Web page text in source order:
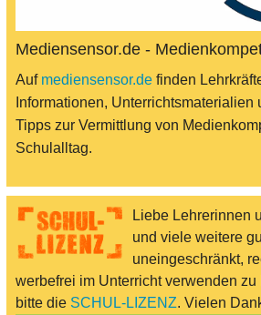
Mediensensor.de -
Auf mediensensor.de finden
Informationen, Unterrichtsmaterialien
Tipps zur Vermittlung von
Schulalltag.
Liebe Lehrerinnen
und viele weitere
uneingeschränkt,
werbefrei im Unterricht verwenden
bitte die SCHUL-LIZENZ. Vielen